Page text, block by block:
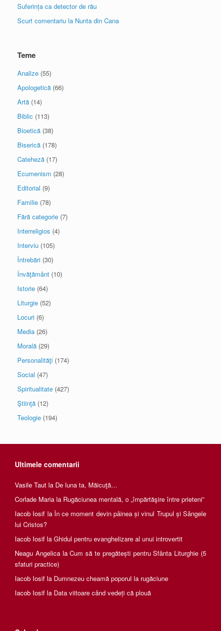
Suferința ca detector de rău
Scurt comentariu la Nunta din Cana
Teme
Analize (55)
Apologetică (66)
Artă (14)
Biblic (113)
Bioetică (38)
Biserică (178)
Cateheză (17)
Ecumenism (28)
Editorial (9)
Familie (78)
Fără categorie (7)
Interreligios (4)
Interviu (105)
Întrebări (30)
Învăţământ (10)
Istorie (64)
Liturgie (52)
Locuri (6)
Media (26)
Morală (29)
Personalităţi (174)
Social (47)
Spiritualitate (427)
Ştiinţă (12)
Teologie (194)
Ultimele comentarii
Vasile Taut la De luna ta, Măicuţă…
Corlade Maria la Rugăciunea mentală, o „împărtăşire între prieteni”
Iacob Iosif la În ce moment devin pâinea și vinul Trupul și Sângele
lui Cristos?
Iacob Iosif la Ghidul pentru evanghelizare al unui introvertit
Neagu AngelicalaCum să te pregătești pentru Sfânta Liturghie (5
sfaturi practice)
Iacob Iosif la Dumnezeu cheamă poporul la rugăciune
Iacob Iosif la Data viitoare când vedeți că plouă